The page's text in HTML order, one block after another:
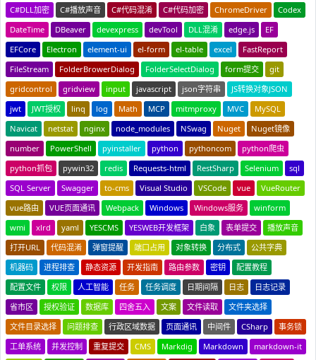
C#DLL加密
C#播放声音 C#代码混淆 C#代码加密 ChromeDriver
Codex
DateTime
DBeaver devexpress devTool DLL混淆 edge.js
EF
EFCore
Electron element-ui el-form el-table excel
FastReport
FileStream
FolderBrowerDialog FolderSelectDialog form提交
git
gridcontrol
gridview input javascript json字符串
JS转换对象JSON
jwt
JWT授权 linq log Math MCP mitmproxy MVC
MySQL
Navicat
netstat nginx node_modules NSwag Nuget
Nuget镜像
number
PowerShell pyinstaller python pythoncom
python爬虫
python抓包
pywin32 redis Requests-html RestSharp Selenium
sql
SQL Server
Swagger to-cms Visual Studio VSCode vue
VueRouter
vue路由
VUE页面通讯 Webpack Windows Windows服务
winform
wmi
xlrd yaml YESCMS YESWEB开发框架 白象 表单提交
播放声音
打开URL
代码混淆 弹窗提醒 端口占用 对象转换 分布式
公共字典
机器码
进程排查 静态资源 开发指南 路由参数 密钥
配置教程
配置文件
权限 人工智能 任务 任务调度 日期间隔 日志
日志记录
省市区
授权验证 数据库 四舍五入 文案 文件读取
文件夹选择
文件目录选择
问题排查 行政区域数据 页面通讯 中间件 CSharp
事务锁
工单系统
并发控制 重复提交 CMS Markdig Markdown
markdown-it